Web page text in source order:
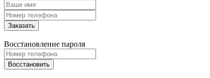
Заказать
Восстановление пароля
Восстановить